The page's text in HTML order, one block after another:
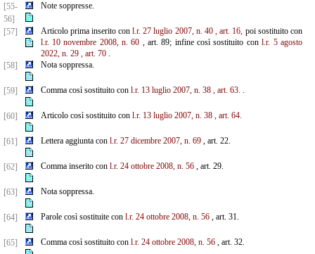
[55-
56]
Note soppresse.
[57] Articolo prima inserito conl.r. 27 luglio 2007, n. 40 , art. 16, poi sostituito con
l.r. 10 novembre 2008, n. 60 , art. 89; infine così sostituito conl.r. 5 agosto
2022, n. 29 , art. 70.
[58]
Nota soppressa.
[59] Comma così sostituito con l.r. 13 luglio 2007, n. 38 , art. 63. .
[60] Articolo così sostituito con l.r. 13 luglio 2007, n. 38 , art. 64.
[61] Lettera aggiunta con l.r. 27 dicembre 2007, n. 69, art. 22.
[62] Comma inserito con l.r. 24 ottobre 2008, n. 56, art. 29.
[63] Nota soppressa.
[64] Parole così sostituite con l.r. 24 ottobre 2008, n. 56, art. 31.
[65] Comma così sostituito con l.r. 24 ottobre 2008, n. 56, art. 32.